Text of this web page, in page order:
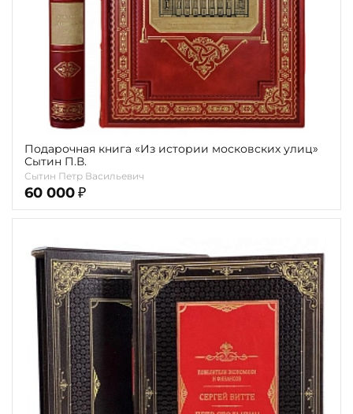
Подарочная книга «Из истории московских улиц»
Сытин П.В.
Сытин Петр Васильевич
60 000 ₽